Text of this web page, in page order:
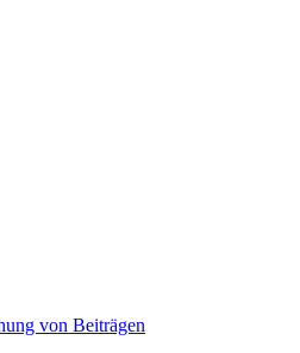
von Beiträgen